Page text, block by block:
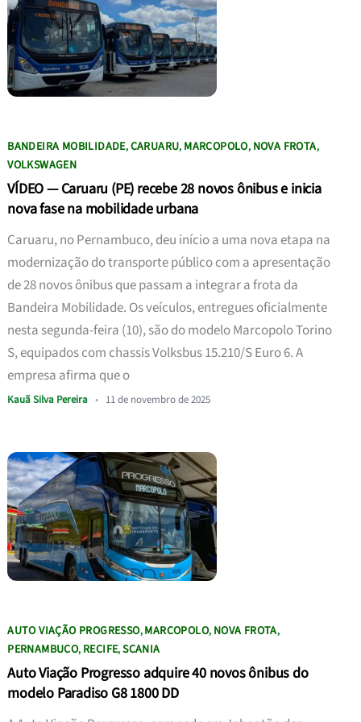
BANDEIRA MOBILIDADE,CARUARU, MARCOPOLO, NOVA FROTA,
VOLKSWAGEN
VÍDEO — Caruaru (PE) recebe 28 novos ônibus e inicia
nova fase na mobilidade urbana
Caruaru, no Pernambuco, deu início a uma nova etapa na
modernização do transporte público com a apresentação
de 28 novos ônibus que passam a integrar a frota da
Bandeira Mobilidade. Os veículos, entregues oficialmente
nesta segunda-feira (10), são do modelo Marcopolo Torino
S, equipados com chassis Volksbus 15.210/S Euro 6. A
empresa afirma que o
Kauã Silva Pereira • 11 de novembro de 2025
AUTO VIAÇÃO PROGRESSO,MARCOPOLO, NOVA FROTA,
PERNAMBUCO, RECIFE,SCANIA
Auto Viação Progresso adquire 40 novos ônibus do
modelo Paradiso G8 1800 DD